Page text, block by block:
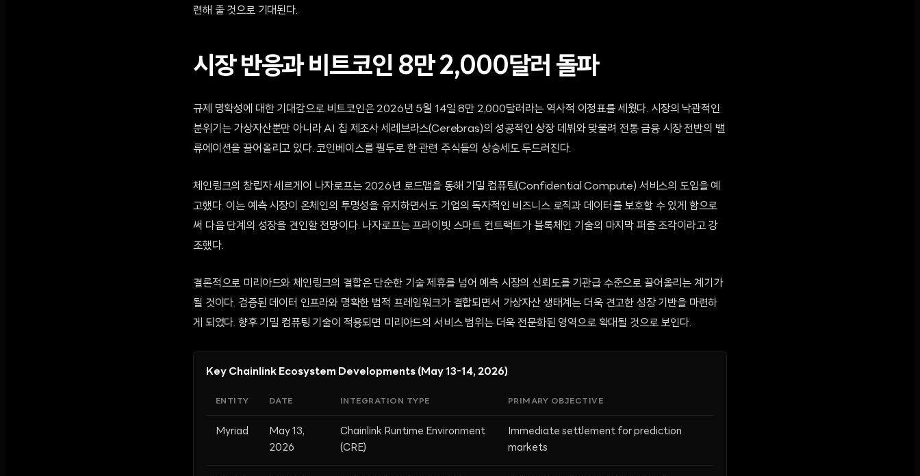
련해 줄 것으로 기대된다.
시장 반응과 비트코인 8만 2,000달러 돌파
규제 명확성에 대한 기대감으로 비트코인은 2026년 5월 14일 8만 2,000달러라는 역사적 이정표를 세웠다. 시장의 낙관적인
분위기는 가상자산뿐만 아니라 AI 칩 제조사 세레브라스(Cerebras)의 성공적인 상장 데뷔와 맞물려 전통 금융 시장 전반의 밸
류에이션을 끌어올리고 있다. 코인베이스를 필두로 한 관련 주식들의 상승세도 두드러진다.
체인링크의 창립자 세르게이 나자로프는 2026년 로드맵을 통해 기밀 컴퓨팅(Confidential Compute) 서비스의 도입을 예
고했다. 이는 예측 시장이 온체인의 투명성을 유지하면서도 기업의 독자적인 비즈니스 로직과 데이터를 보호할 수 있게 함으로
써 다음 단계의 성장을 견인할 전망이다. 나자로프는 프라이빗 스마트 컨트랙트가 블록체인 기술의 마지막 퍼즐 조각이라고 강
조했다.
결론적으로 미리아드와 체인링크의 결합은 단순한 기술 제휴를 넘어 예측 시장의 신뢰도를 기관급 수준으로 끌어올리는 계기가
될 것이다. 검증된 데이터 인프라와 명확한 법적 프레임워크가 결합되면서 가상자산 생태계는 더욱 견고한 성장 기반을 마련하
게 되었다. 향후 기밀 컴퓨팅 기술이 적용되면 미리아드의 서비스 범위는 더욱 전문화된 영역으로 확대될 것으로 보인다.
Key Chainlink Ecosystem Developments (May 13-14, 2026)
ENTITY DATE INTEGRATION TYPE PRIMARY OBJECTIVE
Myriad
May 13,
2026
Chainlink Runtime Environment
(CRE)
Immediate settlement for prediction
markets